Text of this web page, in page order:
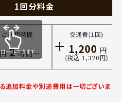
1回分料金
ご利用時間
2 時間〜
交通費(1回)
1,200 円
(税込 1,320円)
ールできます
追加料金や別途費用は一切ございま